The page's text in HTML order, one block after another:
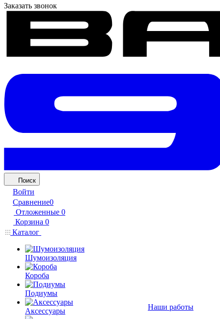
Заказать звонок
Поиск
Войти
Сравнение0
Отложенные 0
Корзина 0
Каталог
Шумоизоляция
Короба
Подиумы
Аксессуары
Наши работы